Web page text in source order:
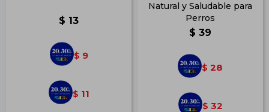
$ 13
$ 9
$ 11
Natural y Saludable para
Perros
$ 39
$ 28
$ 32